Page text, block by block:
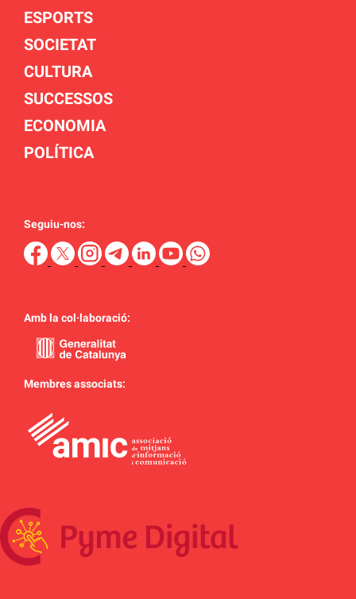
ESPORTS
SOCIETAT
CULTURA
SUCCESSOS
ECONOMIA
POLÍTICA
Seguiu-nos:
Amb la col·laboració:
Membres associats: